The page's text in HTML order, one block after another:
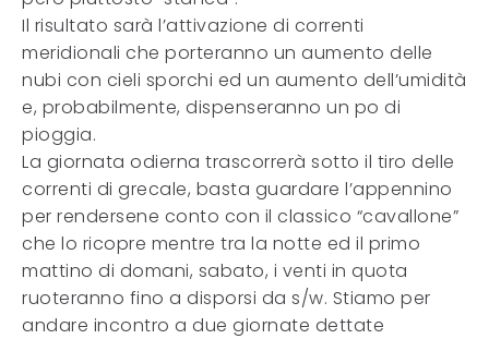
Il risultato sarà l’attivazione di correnti
meridionali che porteranno un aumento delle
nubi con cieli sporchi ed un aumento dell’umidità
e, probabilmente, dispenseranno un po di
pioggia.
La giornata odierna trascorrerà sotto il tiro delle
correnti di grecale, basta guardare l’appennino
per rendersene conto con il classico “cavallone”
che lo ricopre mentre tra la notte ed il primo
mattino di domani, sabato, i venti in quota
ruoteranno fino a disporsi da s/w. Stiamo per
andare incontro a due giornate dettate